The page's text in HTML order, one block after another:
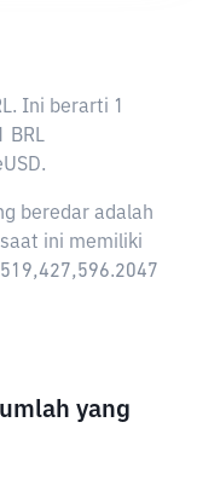
. Ini berarti 1
BRL
beredar adalah
ini memiliki
yang